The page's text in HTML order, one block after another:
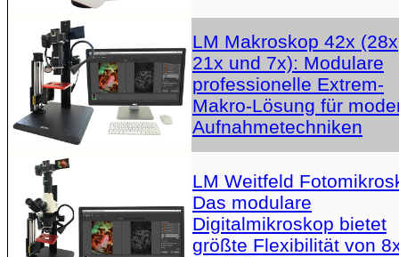
LM Makroskop 42x
21x und 7x): Modulare
professionelle Extrem-
Makro-Lösung für
Aufnahmetechniken
LM Weitfeld
Das modulare
Digitalmikroskop bietet
größte Flexibilität von